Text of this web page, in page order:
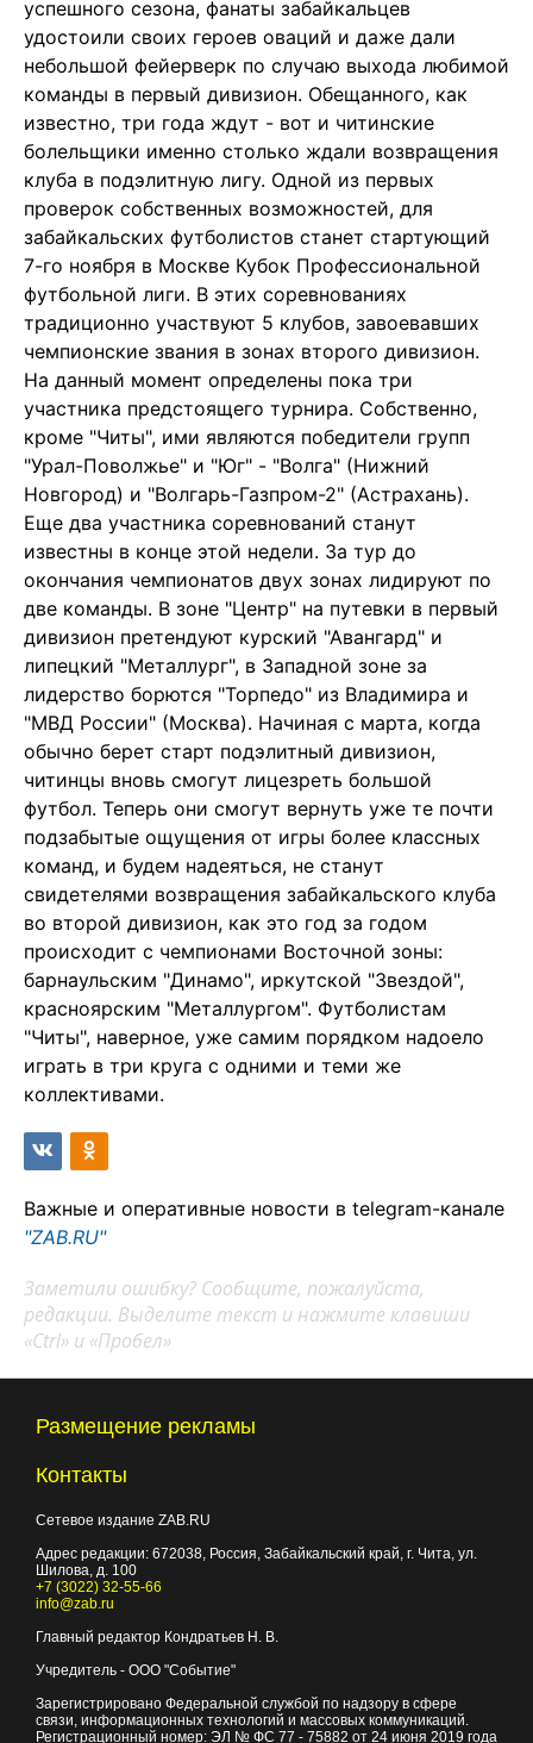
успешного сезона, фанаты забайкальцев
удостоили своих героев оваций и даже дали
небольшой фейерверк по случаю выхода любимой
команды в первый дивизион. Обещанного, как
известно, три года ждут - вот и читинские
болельщики именно столько ждали возвращения
клуба в подэлитную лигу. Одной из первых
проверок собственных возможностей, для
забайкальских футболистов станет стартующий
7-го ноября в Москве Кубок Профессиональной
футбольной лиги. В этих соревнованиях
традиционно участвуют 5 клубов, завоевавших
чемпионские звания в зонах второго дивизион.
На данный момент определены пока три
участника предстоящего турнира. Собственно,
кроме "Читы", ими являются победители групп
"Урал-Поволжье" и "Юг" - "Волга" (Нижний
Новгород) и "Волгарь-Газпром-2" (Астрахань).
Еще два участника соревнований станут
известны в конце этой недели. За тур до
окончания чемпионатов двух зонах лидируют по
две команды. В зоне "Центр" на путевки в первый
дивизион претендуют курский "Авангард" и
липецкий "Металлург", в Западной зоне за
лидерство борются "Торпедо" из Владимира и
"МВД России" (Москва). Начиная с марта, когда
обычно берет старт подэлитный дивизион,
читинцы вновь смогут лицезреть большой
футбол. Теперь они смогут вернуть уже те почти
подзабытые ощущения от игры более классных
команд, и будем надеяться, не станут
свидетелями возвращения забайкальского клуба
во второй дивизион, как это год за годом
происходит с чемпионами Восточной зоны:
барнаульским "Динамо", иркутской "Звездой",
красноярским "Металлургом". Футболистам
"Читы", наверное, уже самим порядком надоело
играть в три круга с одними и теми же
коллективами.
Важные и оперативные новости в telegram-канале
"ZAB.RU"
Заметили ошибку? Сообщите, пожалуйста,
редакции. Выделите текст и нажмите клавиши
«Ctrl» и «Пробел»
Размещение рекламы
Контакты
Сетевое издание ZAB.RU
Адрес редакции: 672038, Россия, Забайкальский край, г. Чита, ул.
Шилова, д. 100
+7 (3022) 32-55-66
info@zab.ru
Главный редактор Кондратьев Н. В.
Учредитель - ООО "Событие"
Зарегистрировано Федеральной службой по надзору в сфере
связи, информационных технологий и массовых коммуникаций.
Регистрационный номер: ЭЛ № ФС 77 - 75882 от 24 июня 2019 года